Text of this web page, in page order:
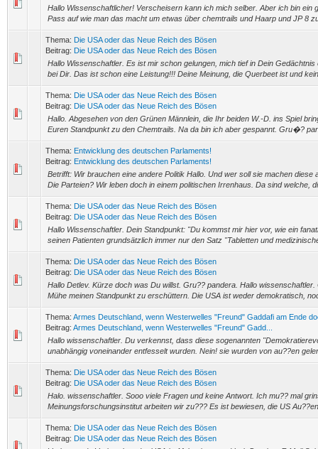
Hallo Wissenschaftlicher! Verscheisern kann ich mich selber. Aber ich bin ein
Pass auf wie man das macht um etwas über chemtrails und Haarp und JP 8
Thema: Die USA oder das Neue Reich des Bösen
Beitrag: Die USA oder das Neue Reich des Bösen
Hallo Wissenschaftler. Es ist mir schon gelungen, mich tief in Dein
bei Dir. Das ist schon eine Leistung!!! Deine Meinung, die Querbeet ist und
Thema: Die USA oder das Neue Reich des Bösen
Beitrag: Die USA oder das Neue Reich des Bösen
Hallo. Abgesehen von den Grünen Männlein, die Ihr beiden W.-D. ins Spiel
Euren Standpunkt zu den Chemtrails. Na da bin ich aber gespannt. Gru�?
Thema: Entwicklung des deutschen Parlaments!
Beitrag: Entwicklung des deutschen Parlaments!
Betrifft: Wir brauchen eine andere Politik Hallo. Und wer soll sie machen diese
Die Parteien? Wir leben doch in einem politischen Irrenhaus. Da sind welche,
Thema: Die USA oder das Neue Reich des Bösen
Beitrag: Die USA oder das Neue Reich des Bösen
Hallo Wissenschaftler. Dein Standpunkt: "Du kommst mir hier vor, wie ein
seinen Patienten grundsätzlich immer nur den Satz "Tabletten und
Thema: Die USA oder das Neue Reich des Bösen
Beitrag: Die USA oder das Neue Reich des Bösen
Hallo Detlev. Kürze doch was Du willst. Gru?? pandera. Hallo
Mühe meinen Standpunkt zu erschüttern. Die USA ist weder demokratisch,
Thema: Armes Deutschland, wenn Westerwelles "Freund" Gaddafi am Ende
Beitrag: Armes Deutschland, wenn Westerwelles "Freund" Gadd...
Hallo wissenschaftler. Du verkennst, dass diese sogenannten
unabhängig voneinander entfesselt wurden. Nein! sie wurden von au??en
Thema: Die USA oder das Neue Reich des Bösen
Beitrag: Die USA oder das Neue Reich des Bösen
Halo. wissenschaftler. Sooo viele Fragen und keine Antwort. Ich mu?? mal
Meinungsforschungsinstitut arbeiten wir zu??? Es ist bewiesen, die US
Thema: Die USA oder das Neue Reich des Bösen
Beitrag: Die USA oder das Neue Reich des Bösen